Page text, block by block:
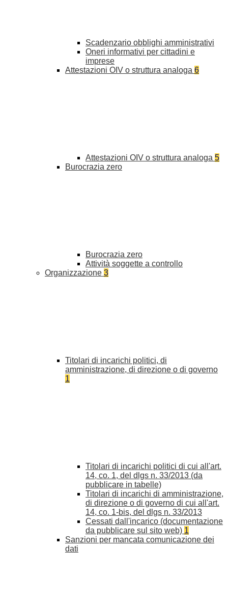
Scadenzario obblighi amministrativi
Oneri informativi per cittadini e
imprese
Attestazioni OIV o struttura analoga 6
Attestazioni OIV o struttura analoga 5
Burocrazia zero
Burocrazia zero
Attività soggette a controllo
Organizzazione 3
Titolari di incarichi politici, di
amministrazione, di direzione o di governo
1
Titolari di incarichi politici di cui all'art.
14, co. 1, del dlgs n. 33/2013 (da
pubblicare in tabelle)
Titolari di incarichi di amministrazione,
di direzione o di governo di cui all'art.
14, co. 1-bis, del dlgs n. 33/2013
Cessati dall'incarico (documentazione
da pubblicare sul sito web) 1
Sanzioni per mancata comunicazione dei
dati